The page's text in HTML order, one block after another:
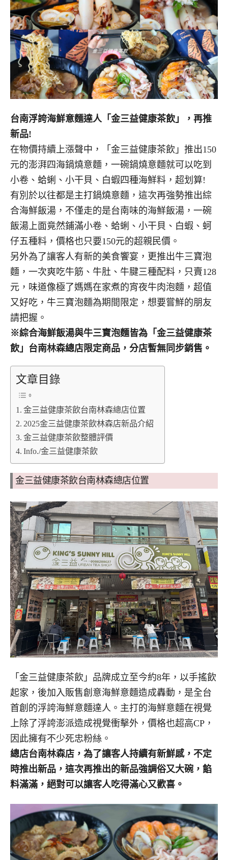
台南浮誇海鮮意麵達人「金三益健康茶飲」，再推
新品!
在物價持續上漲聲中，「金三益健康茶飲」推出150
元的澎湃四海鍋燒意麵，一碗鍋燒意麵就可以吃到
小卷、蛤蜊、小干貝、白蝦四種海鮮料，超划算!
有別於以往都是主打鍋燒意麵，這次再強勢推出綜
合海鮮飯湯，不僅走的是台南味的海鮮飯湯，一碗
飯湯上面竟然鋪滿小卷、蛤蜊、小干貝、白蝦、蚵
仔五種料，價格也只要150元的超親民價。
另外為了讓客人有新的美食饗宴，更推出牛三寶泡
麵，一次爽吃牛筋、牛肚、牛腱三種配料，只賣128
元，味道像極了媽媽在家煮的宵夜牛肉泡麵，超值
又好吃，牛三寶泡麵為期間限定，想要嘗鮮的朋友
請把握。
※綜合海鮮飯湯與牛三寶泡麵皆為「金三益健康茶
飲」台南林森總店限定商品，分店暫無同步銷售。
文章目錄
金三益健康茶飲台南林森總店位置
2025金三益健康茶飲林森店新品介紹
金三益健康茶飲整體評價
Info./金三益健康茶飲
金三益健康茶飲台南林森總店位置
「金三益健康茶飲」品牌成立至今約8年，以手搖飲
起家，後加入販售創意海鮮意麵造成轟動，是全台
首創的浮誇海鮮意麵達人。主打的海鮮意麵在視覺
上除了浮誇澎派造成視覺衝擊外，價格也超高CP，
因此擁有不少死忠粉絲。
總店台南林森店，為了讓客人持續有新鮮感，不定
時推出新品，這次再推出的新品強調俗又大碗，餡
料滿滿，絕對可以讓客人吃得滿心又歡喜。